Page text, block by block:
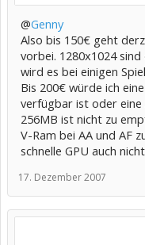
@Genny
Also bis 150€ geht
vorbei. 1280x1024
wird es bei einigen
Bis 200€ würde ich
verfügbar ist oder eine
256MB ist nicht zu
V-Ram bei AA und AF
schnelle GPU auch
17. Dezember 2007